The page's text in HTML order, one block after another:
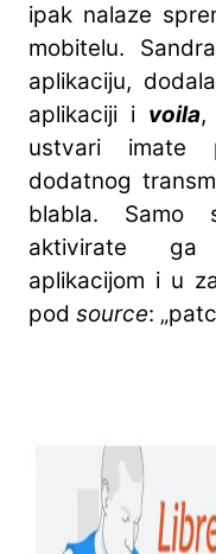
ipak nalaze
mobitelu.
aplikaciju,
aplikaciji i voila,
ustvari imate
dodatnog
blabla. Samo
aktivirate
aplikacijom i u
pod source: